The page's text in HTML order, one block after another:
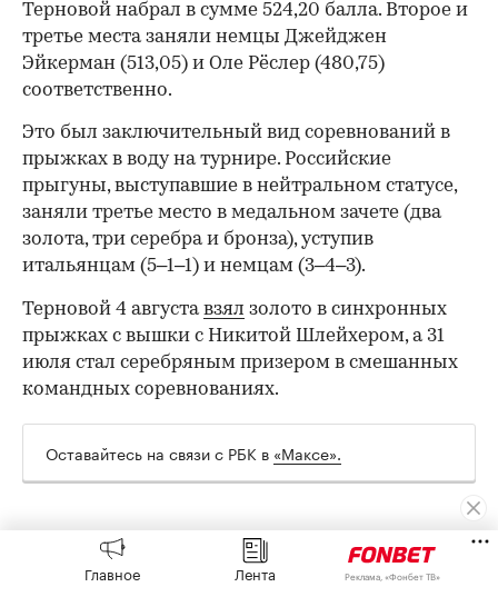
Терновой набрал в сумме 524,20 балла. Второе и
третье места заняли немцы Джейджен
Эйкерман (513,05) и Оле Рёслер (480,75)
соответственно.
Это был заключительный вид соревнований в
прыжках в воду на турнире. Российские
прыгуны, выступавшие в нейтральном статусе,
заняли третье место в медальном зачете (два
золота, три серебра и бронза), уступив
итальянцам (5–1–1) и немцам (3–4–3).
Терновой 4 августавзял золото в синхронных
прыжках с вышки с Никитой Шлейхером, а 31
июля стал серебряным призером в смешанных
командных соревнованиях.
Оставайтесь на связи с РБК в «Максе».
Главное Лента Реклама, «Фонбет ТВ»